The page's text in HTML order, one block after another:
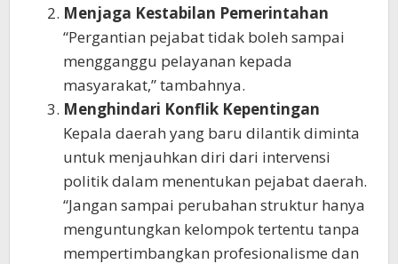
Menjaga Kestabilan Pemerintahan
“Pergantian pejabat tidak boleh sampai
mengganggu pelayanan kepada
masyarakat,” tambahnya.
Menghindari Konflik Kepentingan
Kepala daerah yang baru dilantik diminta
untuk menjauhkan diri dari intervensi
politik dalam menentukan pejabat daerah.
“Jangan sampai perubahan struktur hanya
menguntungkan kelompok tertentu tanpa
mempertimbangkan profesionalisme dan